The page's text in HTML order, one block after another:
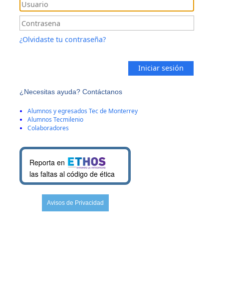
¿Olvidaste tu contraseña?
Iniciar sesión
¿Necesitas ayuda? Contáctanos
Alumnos y egresados Tec de Monterrey
Alumnos Tecmilenio
Colaboradores
Reporta en
las faltas al código de ética
Avisos de Privacidad